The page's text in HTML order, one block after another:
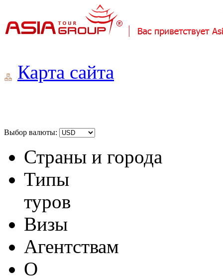
Карта сайта
Выбор валюты:
Страны и города
Типы
туров
Визы
Агентствам
О